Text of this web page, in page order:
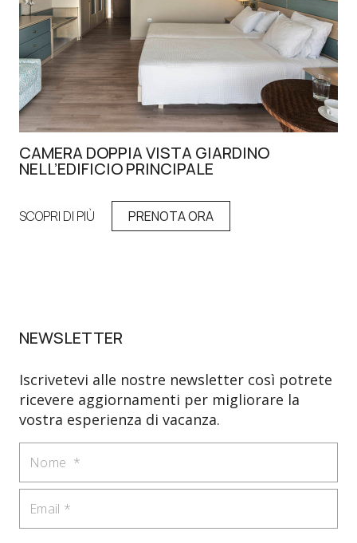
CAMERA DOPPIA VISTA GIARDINO
NELL’EDIFICIO PRINCIPALE
SCOPRI DI PIÙ PRENOTA ORA
NEWSLETTER
Iscrivetevi alle nostre newsletter così potrete
ricevere aggiornamenti per migliorare la
vostra esperienza di vacanza.